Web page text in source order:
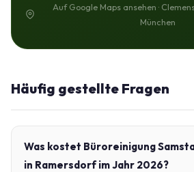
Auf Google Maps ansehen ·
München
Häufig gestellte Fragen
Was kostet Büroreinigung
in Ramersdorf im Jahr 2026?